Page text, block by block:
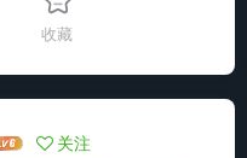
收藏
关注